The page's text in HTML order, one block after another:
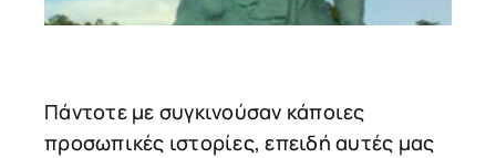
Πάντοτε με συγκινούσαν κάποιες
προσωπικές ιστορίες, επειδή αυτές μας